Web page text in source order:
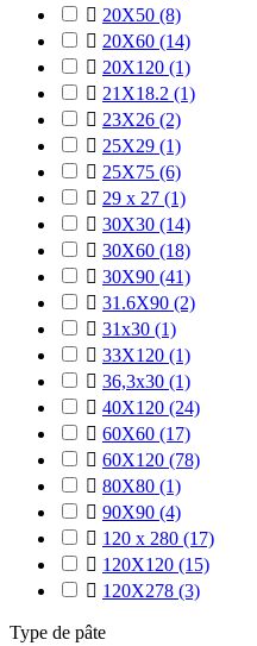
 20X50 (8)
 20X60 (14)
 20X120 (1)
 21X18.2 (1)
 23X26 (2)
 25X29 (1)
 25X75 (6)
 29 x 27 (1)
 30X30 (14)
 30X60 (18)
 30X90 (41)
 31.6X90 (2)
 31x30 (1)
 33X120 (1)
 36,3x30 (1)
 40X120 (24)
 60X60 (17)
 60X120 (78)
 80X80 (1)
 90X90 (4)
 120 x 280 (17)
 120X120 (15)
 120X278 (3)
Type de pâte